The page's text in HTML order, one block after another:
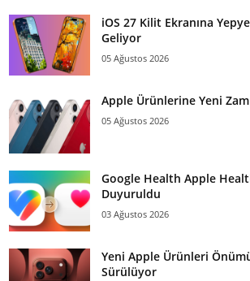
iOS 27 Kilit Ekranına
Geliyor
05 Ağustos 2026
Apple Ürünlerine Yeni Zam
05 Ağustos 2026
Google Health Apple
Duyuruldu
03 Ağustos 2026
Yeni Apple Ürünleri
Sürülüyor